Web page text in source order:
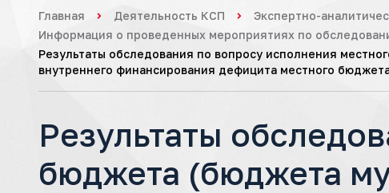
Главная Деятельность КСП Экспертно-
Информация о проведенных мероприятиях по
Результаты обследования по вопросу исполнения
внутреннего финансирования дефицита местного
Результаты
бюджета (бюджета